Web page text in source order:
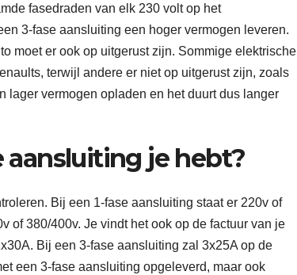
fasedraden van elk 230 volt op het
3-fase aansluiting een hoger vermogen leveren.
moet er ook op uitgerust zijn. Sommige elektrische
terwijl andere er niet op uitgerust zijn, zoals
lager vermogen opladen en het duurt dus langer
aansluiting je hebt?
Bij een 1-fase aansluiting staat er 220v of
of 380/400v. Je vindt het ook op de factuur van je
Bij een 3-fase aansluiting zal 3x25A op de
een 3-fase aansluiting opgeleverd, maar ook